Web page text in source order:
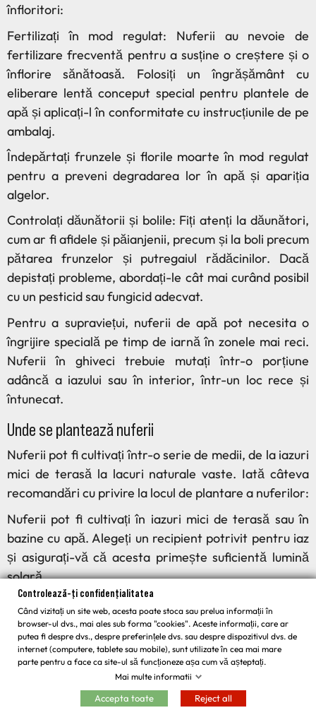
înfloritori:
Fertilizați în mod regulat: Nuferii au nevoie de
fertilizare frecventă pentru a susține o creștere și o
înflorire sănătoasă. Folosiți un îngrășământ cu
eliberare lentă conceput special pentru plantele de
apă și aplicați-l în conformitate cu instrucțiunile de pe
ambalaj.
Îndepărtați frunzele și florile moarte în mod regulat
pentru a preveni degradarea lor în apă și apariția
algelor.
Controlați dăunătorii și bolile: Fiți atenți la dăunători,
cum ar fi afidele și păianjenii, precum și la boli precum
pătarea frunzelor și putregaiul rădăcinilor. Dacă
depistați probleme, abordați-le cât mai curând posibil
cu un pesticid sau fungicid adecvat.
Pentru a supraviețui, nuferii de apă pot necesita o
îngrijire specială pe timp de iarnă în zonele mai reci.
Nuferii în ghiveci trebuie mutați într-o porțiune
adâncă a iazului sau în interior, într-un loc rece și
întunecat.
Unde se plantează nuferii
Nuferii pot fi cultivați într-o serie de medii, de la iazuri
mici de terasă la lacuri naturale vaste. Iată câteva
recomandări cu privire la locul de plantare a nuferilor:
Nuferii pot fi cultivați în iazuri mici de terasă sau în
bazine cu apă. Alegeți un recipient potrivit pentru iaz
și asigurați-vă că acesta primește suficientă lumină
solară.
Corpurile de apă mai mari, cum ar fi lacurile naturale
sau iazurile mari de grădină, pot fi, de asemenea,
plantate cu nuferi. Acestea vor necesita o adâncime
de plantare mai mare și poate fi necesar să fie legate
de fundul iazului pentru a preveni plutirea în derivă.
Nuferii pot fi, de asemenea, crescuți în containere
Controlează-ți confidențialitatea
Când vizitați un site web, acesta poate stoca sau prelua informații în
browser-ul dvs., mai ales sub forma "cookies". Aceste informații, care ar
putea fi despre dvs., despre preferințele dvs. sau despre dispozitivul dvs. de
internet (computere, tablete sau mobile), sunt utilizate în cea mai mare
parte pentru a face ca site-ul să funcționeze așa cum vă așteptați.
Mai multe informatii
Accepta toate Reject all